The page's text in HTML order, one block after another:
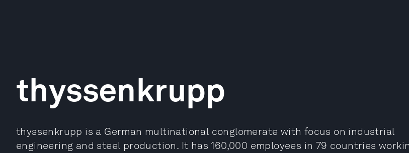
thyssenkrupp
thyssenkrupp is a German multinational conglomerate with focus on industrial
engineering and steel production. It has 160,000 employees in 79 countries